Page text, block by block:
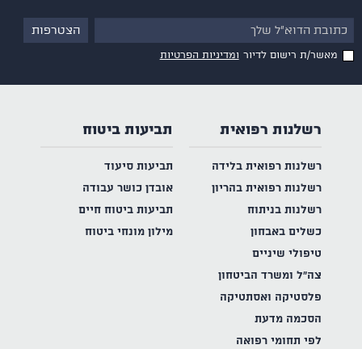
מאשר/ת רישום לדיור ומדיניות הפרטיות
רשלנות רפואית
רשלנות רפואית בלידה
רשלנות רפואית בהריון
רשלנות בניתוח
כשלים באבחון
טיפולי שיניים
צה"ל ומשרד הביטחון
פלסטיקה ואסתטיקה
הסכמה מדעת
לפי תחומי רפואה
תביעות ביטוח
תביעות סיעוד
אובדן כושר עבודה
תביעות ביטוח חיים
מילון מונחי ביטוח